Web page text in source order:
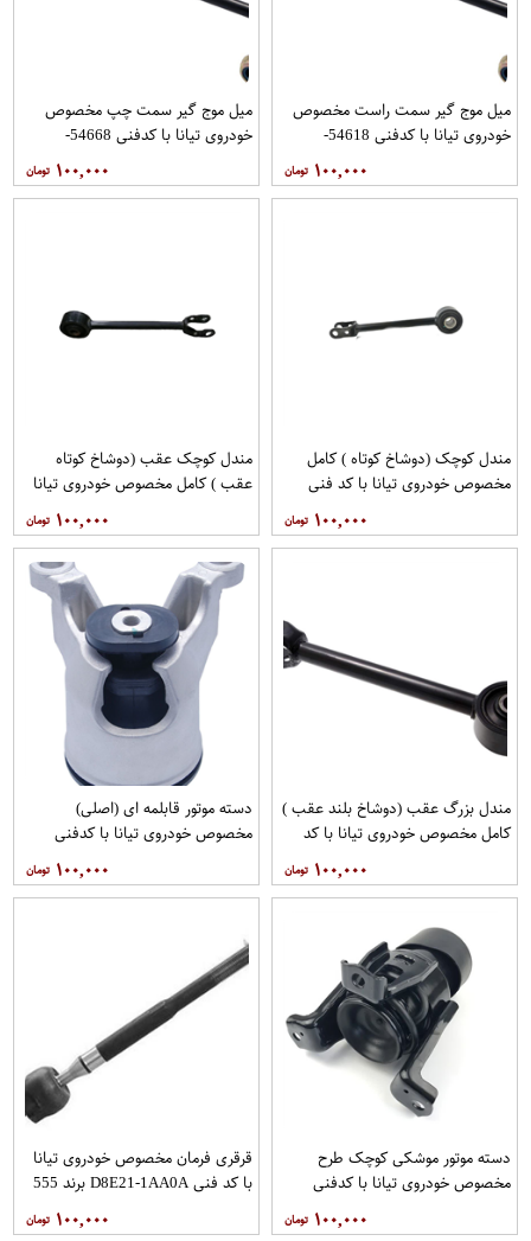
میل موج گیر سمت راست مخصوص
خودروی تیانا با کدفنی 54618-
1AA0E برندنیسان موتور فروشگاه
مگاموتور
۱۰۰,۰۰۰
میل موج گیر سمت چپ مخصوص
خودروی تیانا با کدفنی 54668-
1AA0E برندنیسان موتور فروشگاه
مگاموتور
۱۰۰,۰۰۰
مندل کوچک (دوشاخ کوتاه ) کامل
مخصوص خودروی تیانا با کد فنی
فروشگاه مگاموتور
۱۰۰,۰۰۰
مندل کوچک عقب (دوشاخ کوتاه
عقب ) کامل مخصوص خودروی تیانا
با کد فنی 551AO-JN01Aبرند EEP
فروشگاه مگاموتور
۱۰۰,۰۰۰
مندل بزرگ عقب (دوشاخ بلند عقب )
کامل مخصوص خودروی تیانا با کد
فنی 55110-JN00Aبرند EEP فروشگاه
مگاموتور
۱۰۰,۰۰۰
دسته موتور قابلمه ای (اصلی)
مخصوص خودروی تیانا با کدفنی
فروشگاه مگاموتور
۱۰۰,۰۰۰
دسته موتور موشکی کوچک طرح
مخصوص خودروی تیانا با کدفنی
11210-JP00Bبرند EEP فروشگاه
مگاموتور
۱۰۰,۰۰۰
قرقری فرمان مخصوص خودروی تیانا
با کد فنی D8E21-1AA0A برند 555
۱۰۰,۰۰۰